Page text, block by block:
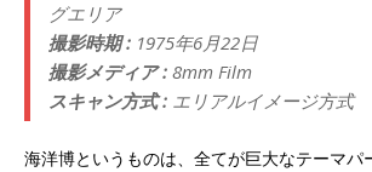
グエリア
撮影時期 : 1975年6月22日
撮影メディア : 8mm Film
スキャン方式 : エリアルイメージ方式
海洋博というものは、全てが巨大なテーマパ